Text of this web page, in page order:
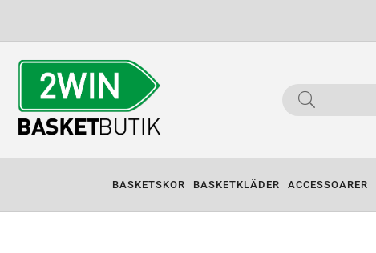
BASKETSKOR BASKETKLÄDER ACCESSOARER